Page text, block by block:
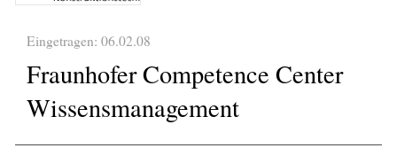
Eingetragen: 06.02.08
Fraunhofer Competence Center
Wissensmanagement